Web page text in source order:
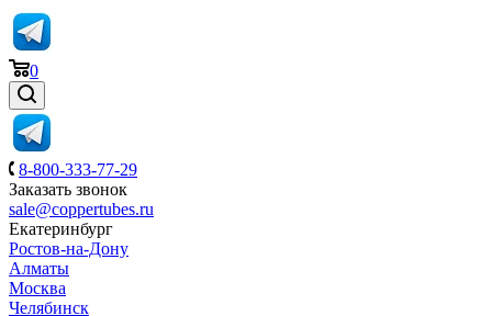
0
8-800-333-77-29
Заказать звонок
sale@coppertubes.ru
Екатеринбург
Ростов-на-Дону
Алматы
Москва
Челябинск